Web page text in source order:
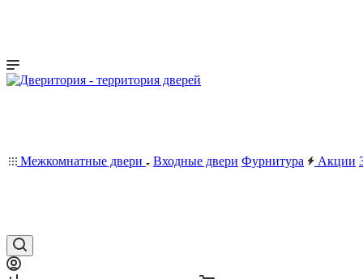
Межкомнатные двери Входные двери Фурнитура Акции